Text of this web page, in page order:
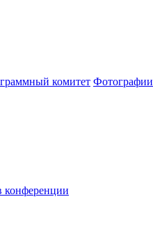
комитет Фотографии
конференции